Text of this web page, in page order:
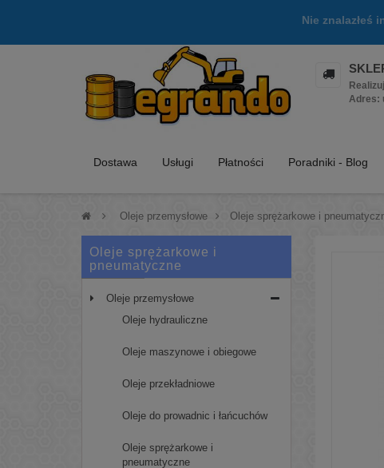
Nie znalazłeś
Adres:
Dostawa Usługi Płatności Poradniki - Blog
> Oleje przemysłowe > Oleje sprężarkowe i
Oleje sprężarkowe i
pneumatyczne
Oleje przemysłowe
Oleje hydrauliczne
Oleje maszynowe i obiegowe
Oleje przekładniowe
Oleje do prowadnic i łańcuchów
Oleje sprężarkowe i
pneumatyczne